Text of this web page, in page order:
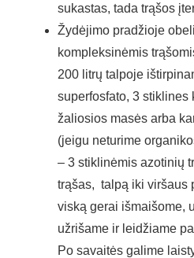
sukastas, tada trąšos
Žydėjimo pradžioje
kompleksinėmis
200 litrų talpoje
superfosfato, 3 stiklines
žaliosios masės arba
(jeigu neturime
– 3 stiklinėmis azotinių
trąšas, talpą iki viršaus
viską gerai išmaišome,
užrišame ir leidžiame
Po savaitės galime